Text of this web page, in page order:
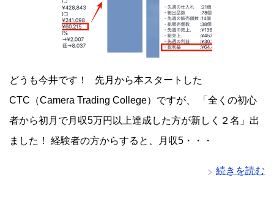
どうも今井です！ 先月から本スタートした
CTC（Camera Trading College）ですが、 「全くの初心
者から初月で月収5万円以上達成した方が新しく２名」出
ました！ 経験者の方からすると、月収5・・・
続きを読む